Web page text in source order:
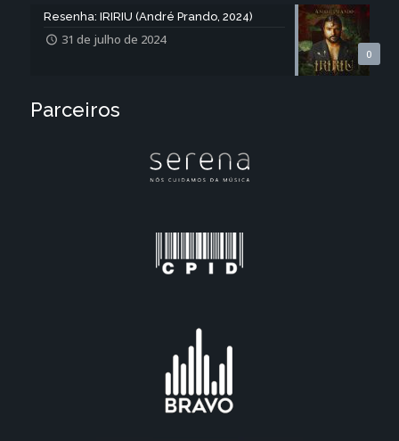
0
Resenha: IRIRIU (André Prando, 2024)
31 de julho de 2024
Parceiros